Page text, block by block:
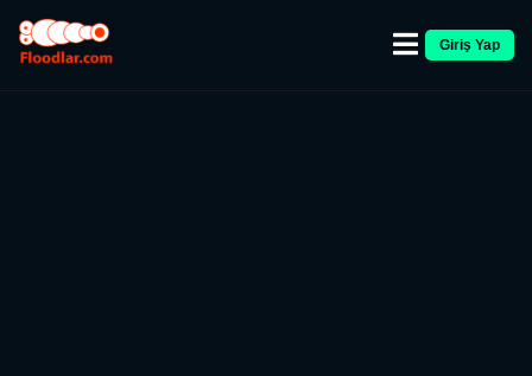
Giriş Yap